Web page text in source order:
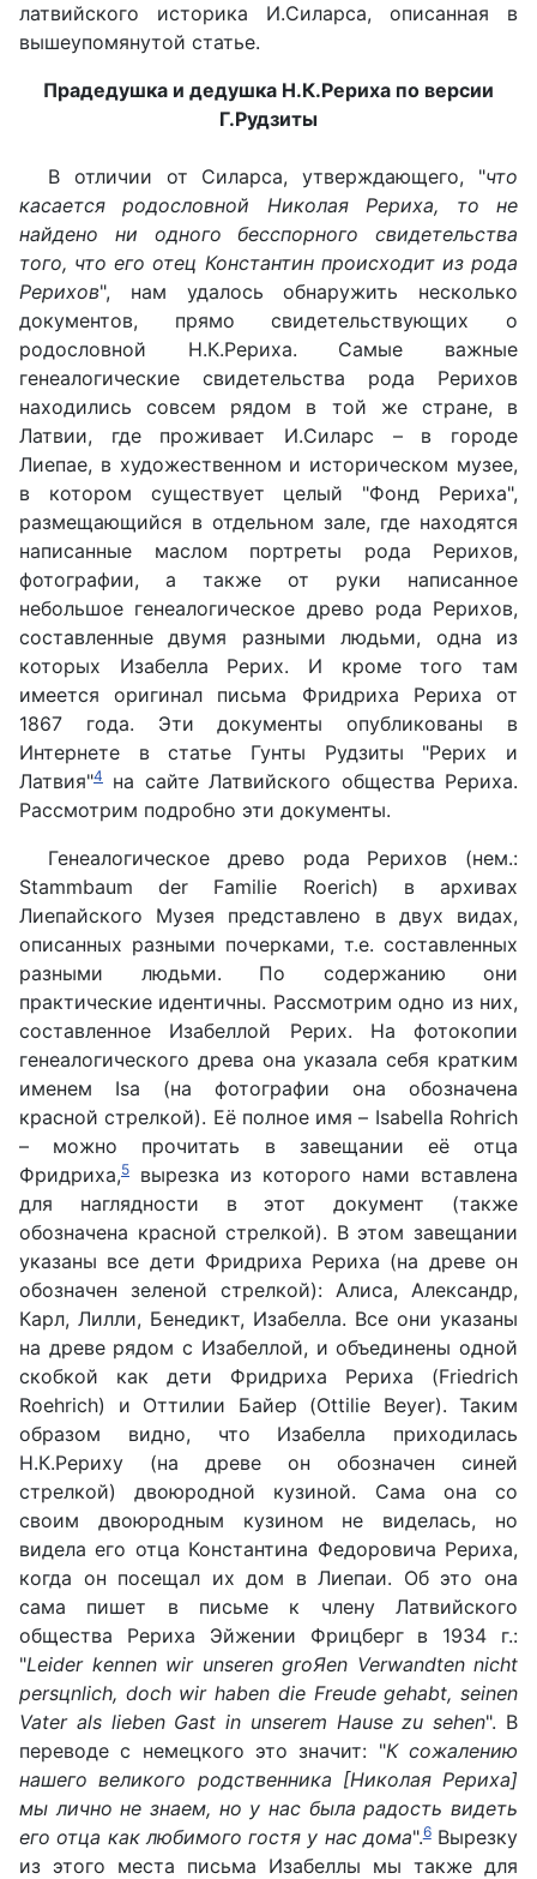
латвийского историка И.Силарса, описанная в
вышеупомянутой статье.
Прадедушка и дедушка Н.К.Рериха по версии
Г.Рудзиты
В отличии от Силарса, утверждающего, "что
касается родословной Николая Рериха, то не
найдено ни одного бесспорного свидетельства
того, что его отец Константин происходит из рода
Рерихов", нам удалось обнаружить несколько
документов, прямо свидетельствующих о
родословной Н.К.Рериха. Самые важные
генеалогические свидетельства рода Рерихов
находились совсем рядом в той же стране, в
Латвии, где проживает И.Силарс – в городе
Лиепае, в художественном и историческом музее,
в котором существует целый "Фонд Рериха",
размещающийся в отдельном зале, где находятся
написанные маслом портреты рода Рерихов,
фотографии, а также от руки написанное
небольшое генеалогическое древо рода Рерихов,
составленные двумя разными людьми, одна из
которых Изабелла Рерих. И кроме того там
имеется оригинал письма Фридриха Рериха от
1867 года. Эти документы опубликованы в
Интернете в статье Гунты Рудзиты "Рерих и
Латвия"4
на сайте Латвийского общества Рериха.
Рассмотрим подробно эти документы.
Генеалогическое древо рода Рерихов (нем.:
Stammbaum der Familie Roerich) в архивах
Лиепайского Музея представлено в двух видах,
описанных разными почерками, т.е. составленных
разными людьми. По содержанию они
практические идентичны. Рассмотрим одно из них,
составленное Изабеллой Рерих. На фотокопии
генеалогического древа она указала себя кратким
именем Isa (на фотографии она обозначена
красной стрелкой). Её полное имя – Isabella Rohrich
– можно прочитать в завещании её отца
Фридриха,5
вырезка из которого нами вставлена
для наглядности в этот документ (также
обозначена красной стрелкой). В этом завещании
указаны все дети Фридриха Рериха (на древе он
обозначен зеленой стрелкой): Алиса, Александр,
Карл, Лилли, Бенедикт, Изабелла. Все они указаны
на древе рядом с Изабеллой, и объединены одной
скобкой как дети Фридриха Рериха (Friedrich
Roehrich) и Оттилии Байер (Ottilie Beyer). Таким
образом видно, что Изабелла приходилась
Н.К.Рериху (на древе он обозначен синей
стрелкой) двоюродной кузиной. Сама она со
своим двоюродным кузином не виделась, но
видела его отца Константина Федоровича Рериха,
когда он посещал их дом в Лиепаи. Об это она
сама пишет в письме к члену Латвийского
общества Рериха Эйжении Фрицберг в 1934 г.:
"Leider kennen wir unseren groЯen Verwandten nicht
persцnlich, doch wir haben die Freude gehabt, seinen
Vater als lieben Gast in unserem Hause zu sehen". В
переводе с немецкого это значит: "К сожалению
нашего великого родственника [Николая Рериха]
мы лично не знаем, но у нас была радость видеть
его отца как любимого гостя у нас дома".6Вырезку
из этого места письма Изабеллы мы также для